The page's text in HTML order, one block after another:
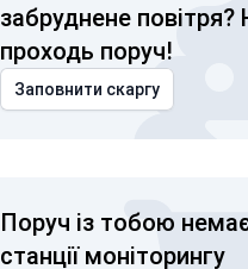
забруднене повітря?
проходь поруч!
Заповнити скаргу
Поруч із тобою
станції моніторингу